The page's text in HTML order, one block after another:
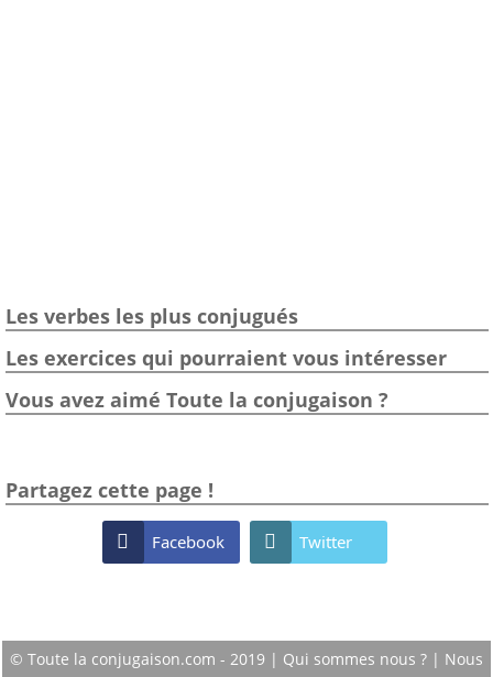
Les verbes les plus conjugués
Les exercices qui pourraient vous intéresser
Vous avez aimé Toute la conjugaison ?
Partagez cette page !
 Facebook  Twitter
© Toute la conjugaison.com - 2019 | Qui sommes nous ? | Nous